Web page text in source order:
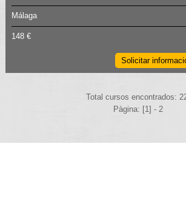
Málaga
148 €
Solicitar
Total cursos encontrados:
Pàgina: [1] -2